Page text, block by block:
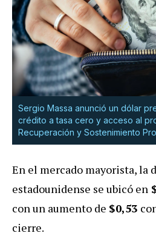
Sergio Massa anunció un dólar
crédito a tasa cero y acceso al
Recuperación y Sostenimiento
En el mercado mayorista, la
estadounidense se ubicó en
con un aumento de $0,53
cierre.